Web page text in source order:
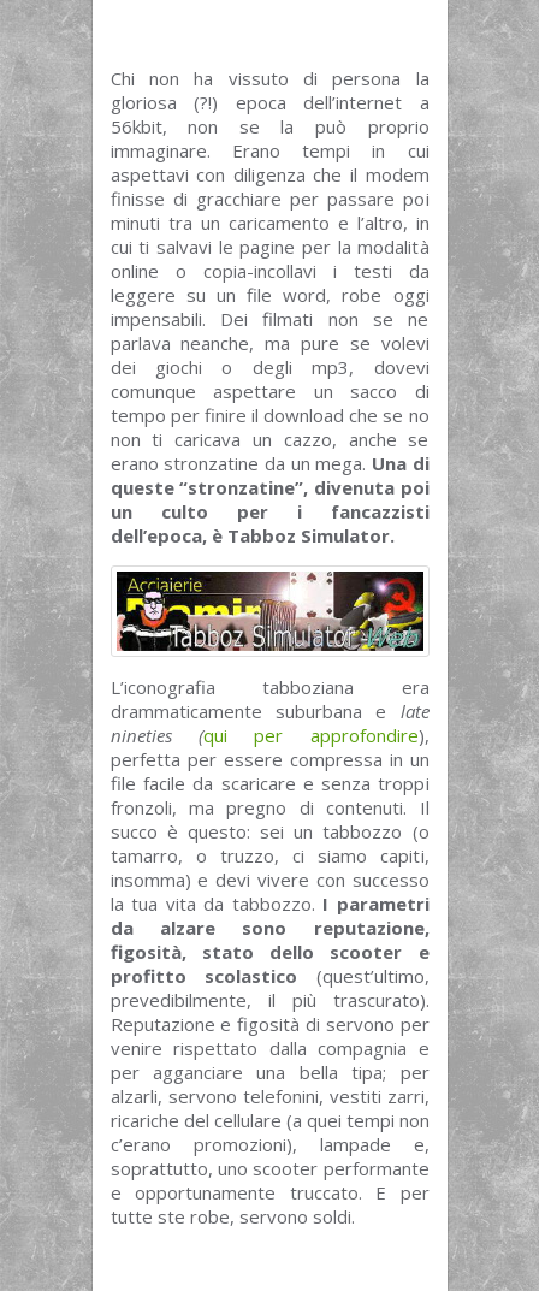
Chi non ha vissuto di persona la
gloriosa (?!) epoca dell’internet a
56kbit, non se la può proprio
immaginare. Erano tempi in cui
aspettavi con diligenza che il modem
finisse di gracchiare per passare poi
minuti tra un caricamento e l’altro, in
cui ti salvavi le pagine per la modalità
online o copia-incollavi i testi da
leggere su un file word, robe oggi
impensabili. Dei filmati non se ne
parlava neanche, ma pure se volevi
dei giochi o degli mp3, dovevi
comunque aspettare un sacco di
tempo per finire il download che se no
non ti caricava un cazzo, anche se
erano stronzatine da un mega. Una di
queste “stronzatine”, divenuta poi
un culto per i fancazzisti
dell’epoca, è Tabboz Simulator.
L’iconografia tabboziana era
drammaticamente suburbana e late
nineties (qui per approfondire),
perfetta per essere compressa in un
file facile da scaricare e senza troppi
fronzoli, ma pregno di contenuti. Il
succo è questo: sei un tabbozzo (o
tamarro, o truzzo, ci siamo capiti,
insomma) e devi vivere con successo
la tua vita da tabbozzo. I parametri
da alzare sono reputazione,
figosità, stato dello scooter e
profitto scolastico (quest’ultimo,
prevedibilmente, il più trascurato).
Reputazione e figosità di servono per
venire rispettato dalla compagnia e
per agganciare una bella tipa; per
alzarli, servono telefonini, vestiti zarri,
ricariche del cellulare (a quei tempi non
c’erano promozioni), lampade e,
soprattutto, uno scooter performante
e opportunamente truccato. E per
tutte ste robe, servono soldi.